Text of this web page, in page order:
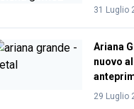
31 Luglio
Ariana
nuovo
29 Luglio